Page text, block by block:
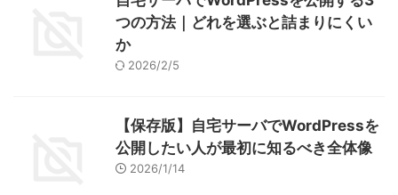
つの方法｜どれを選ぶと詰まりにくい
か
2026/2/5
【保存版】自宅サーバでWordPressを
公開したい人が最初に知るべき全体像
2026/1/14